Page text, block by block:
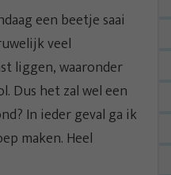
een beetje saai
veel
liggen, waaronder
Dus het zal wel een
In ieder geval ga ik
maken. Heel